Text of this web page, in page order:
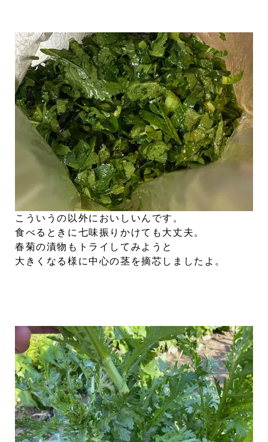
こういうの以外においしいんです。
食べるときに七味振りかけても大丈夫。
春菊の漬物もトライしてみようと
大きくなる様に中心の茎を摘芯しましたよ。